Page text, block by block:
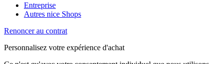
Entreprise
Autres nice Shops
Renoncer au contrat
Personnalisez votre expérience d'achat